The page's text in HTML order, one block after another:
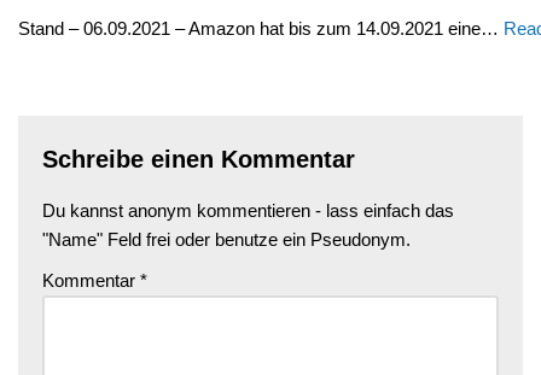
Stand – 06.09.2021 – Amazon hat bis zum 14.09.2021 eine…
Schreibe einen Kommentar
Du kannst anonym kommentieren - lass einfach das
"Name" Feld frei oder benutze ein Pseudonym.
Kommentar *